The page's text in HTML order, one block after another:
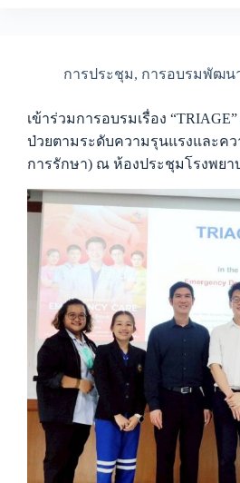
การประชุม, การอบรมพัฒน
เข้าร่วมการอบรมเรื่อง
ป่วยตามระดับความรุนแรงและคว
การรักษา) ณ ห้องประชุมโรงพยา